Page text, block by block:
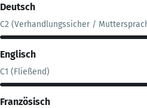
Deutsch
C2 (Verhandlungssicher /
Englisch
C1 (Fließend)
Französisch